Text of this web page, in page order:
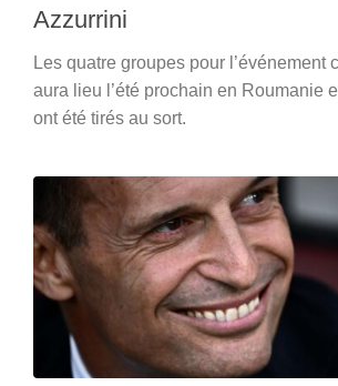
Azzurrini
Les quatre groupes pour l’événement
aura lieu l’été prochain en Roumanie
ont été tirés au sort.